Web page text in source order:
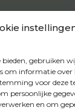
gebruiken
om informatie
voor deze
persoonlijke
en om